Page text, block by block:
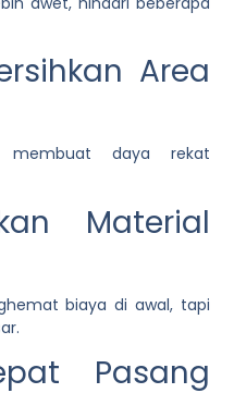
Area
daya rekat
Material
biaya di awal, tapi
Pasang